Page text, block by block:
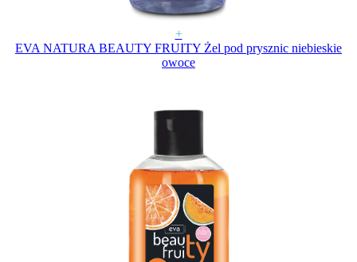
+
EVA NATURA BEAUTY FRUITY Żel pod prysznic niebieskie
owoce